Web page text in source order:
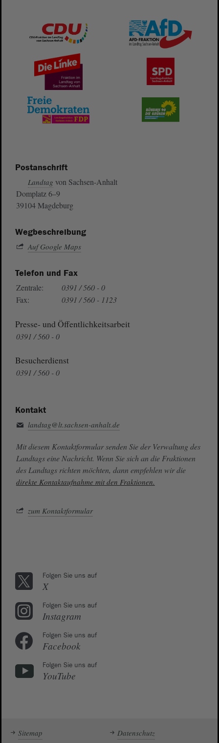
Postanschrift
Landtag von Sachsen-Anhalt
Domplatz 6–9
39104 Magdeburg
Wegbeschreibung
Auf Google Maps
Telefon und Fax
Zentrale:
0391 / 560 - 0
Fax:
0391 / 560 - 1123
Presse- und Öffentlichkeitsarbeit
0391 / 560 - 0
Besucherdienst
0391 / 560 - 0
Kontakt
landtag@lt.sachsen-anhalt.de
Mit diesem Kontaktformular senden Sie der Verwaltung des
Landtags eine Nachricht. Wenn Sie sich an die Fraktionen
des Landtags richten möchten, dann empfehlen wir die
direkte Kontaktaufnahme mit den Fraktionen.
zum Kontaktformular
Folgen Sie uns auf
X
Folgen Sie uns auf
Instagram
Folgen Sie uns auf
Facebook
Folgen Sie uns auf
YouTube
Sitemap Datenschutz